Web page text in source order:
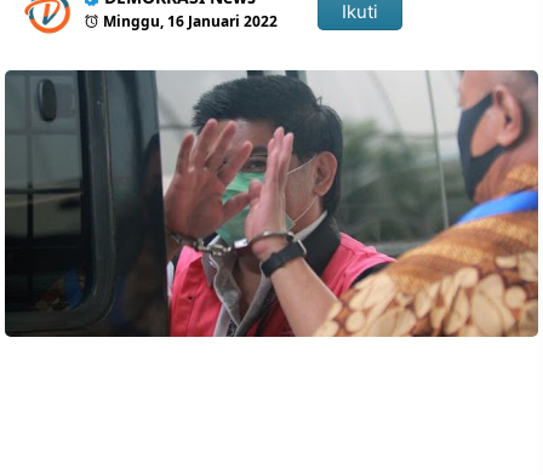
Minggu, 16 Januari 2022 Ikuti